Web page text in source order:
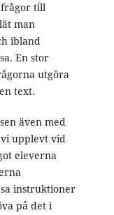
frågor till
man
ibland
En stor
utgöra
text.
även med
upplevt vid
eleverna
instruktioner
på det i